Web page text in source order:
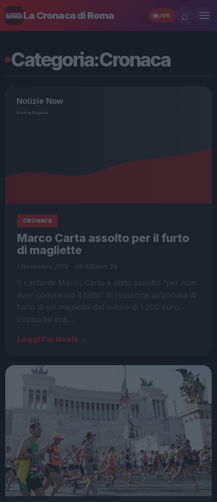
La Cronaca di Roma LIVE ⌕
Categoria:Cronaca
CRONACA
Marco Carta assolto per il furto
di magliette
1 Novembre 2019 - 09:30Eleim 28
Il cantante Marco Carta è stato assolto “per non
aver commesso il fatto” in relazione all’accusa di
furto di sei magliette dal valore di 1.200 euro.
L’episodio era…
Leggi l’articolo →